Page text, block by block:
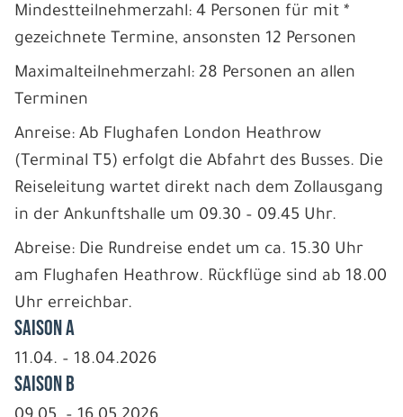
Mindestteilnehmerzahl: 4 Personen für mit *
gezeichnete Termine, ansonsten 12 Personen
Maximalteilnehmerzahl: 28 Personen an allen
Terminen
Anreise: Ab Flughafen London Heathrow
(Terminal T5) erfolgt die Abfahrt des Busses. Die
Reiseleitung wartet direkt nach dem Zollausgang
in der Ankunftshalle um 09.30 – 09.45 Uhr.
Abreise: Die Rundreise endet um ca. 15.30 Uhr
am Flughafen Heathrow. Rückflüge sind ab 18.00
Uhr erreichbar.
Saison A
11.04. – 18.04.2026
Saison B